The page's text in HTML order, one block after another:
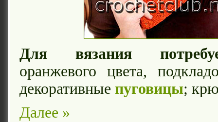
Для вязания
оранжевого цвета,
декоративные пуговицы;
Далее »